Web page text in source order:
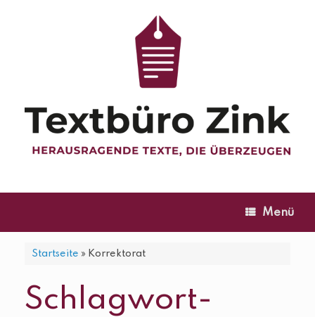
Menü
Startseite » Korrektorat
Schlagwort-